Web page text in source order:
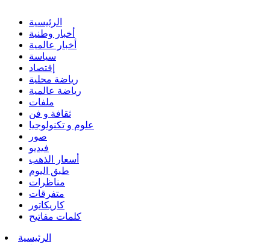
الرئيسية
أخبار وطنية
أخبار عالمية
سياسة
إقتصاد
رياضة محلية
رياضة عالمية
ملفات
ثقافة و فن
علوم و تكنولوجيا
صور
فيديو
أسعار الذهب
طبق اليوم
مناظرات
متفرقات
كاريكاتور
كلمات مفاتيح
الرئيسية